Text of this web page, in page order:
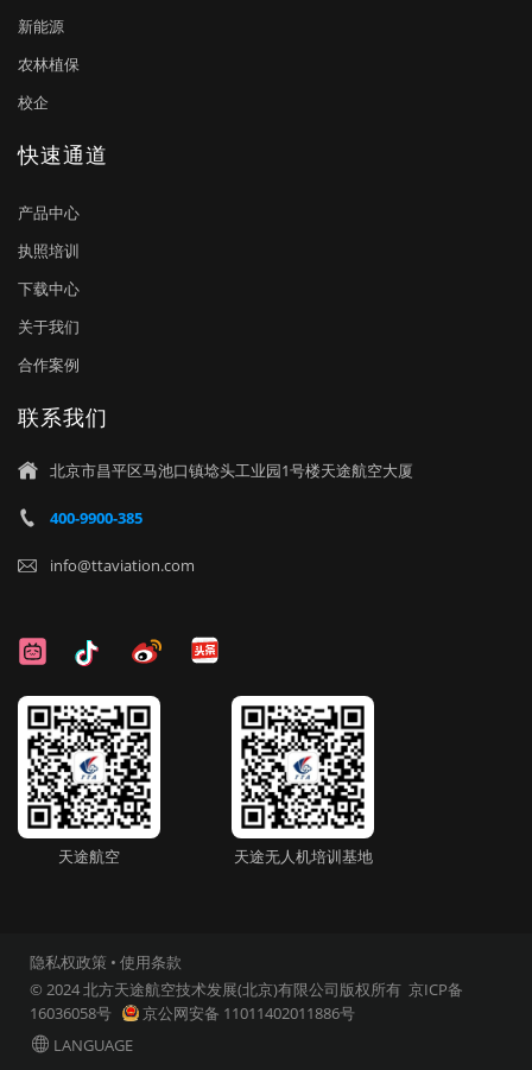
新能源
农林植保
校企
快速通道
产品中心
执照培训
下载中心
关于我们
合作案例
联系我们
 北京市昌平区马池口镇埝头工业园1号楼天途航空大厦
 400-9900-385
 info@ttaviation.com
天途航空 天途无人机培训基地
隐私权政策 • 使用条款
© 2024 北方天途航空技术发展(北京)有限公司版权所有 京ICP备
16036058号
京公网安备 11011402011886号
 LANGUAGE